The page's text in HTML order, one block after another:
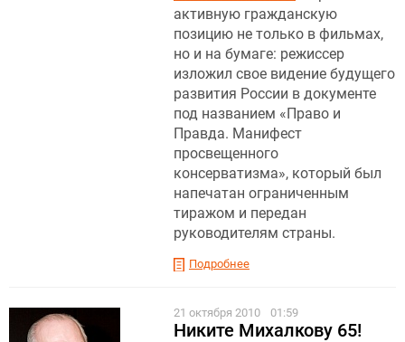
активную гражданскую
позицию не только в фильмах,
но и на бумаге: режиссер
изложил свое видение будущего
развития России в документе
под названием «Право и
Правда. Манифест
просвещенного
консерватизма», который был
напечатан ограниченным
тиражом и передан
руководителям страны.
Подробнее
21 октября 2010 01:59
Никите Михалкову 65!